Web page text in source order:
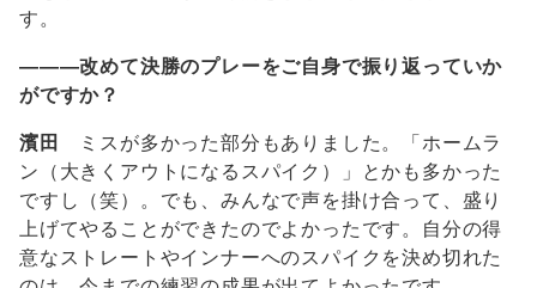
す。
―――改めて決勝のプレーをご自身で振り返っていか
がですか？
濱田
ミスが多かった部分もありました。「ホームラ
ン（大きくアウトになるスパイク）」とかも多かった
ですし（笑）。でも、みんなで声を掛け合って、盛り
上げてやることができたのでよかったです。自分の得
意なストレートやインナーへのスパイクを決め切れた